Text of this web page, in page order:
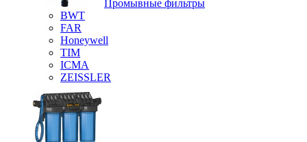
Промывные фильтры
BWT
FAR
Honeywell
TIM
ICMA
ZEISSLER